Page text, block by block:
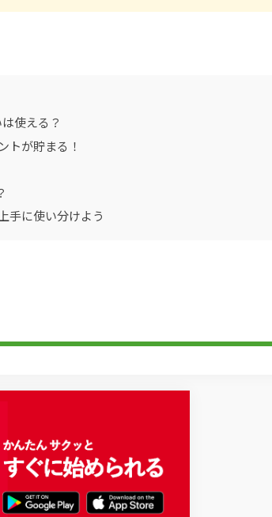
使える？
トが貯まる！
手に使い分けよう